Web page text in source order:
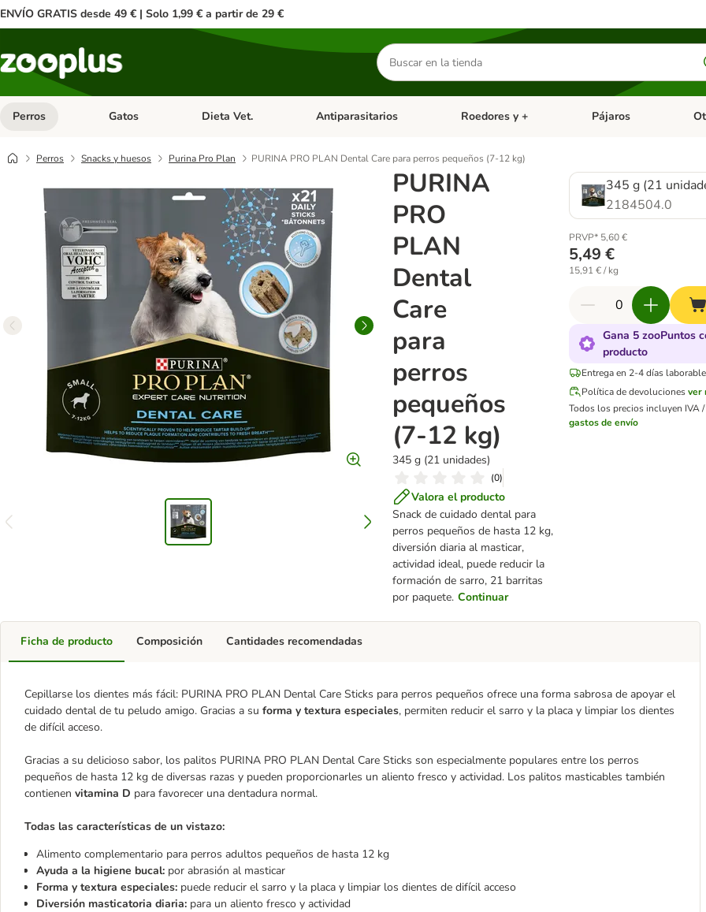
ENVÍO GRATIS desde 49 € | Solo 1,99 € a partir de 29 €
Buscar
productos
Perros Menú de categoria abierto: Perros
Gatos Menú de categoria abierto: Gatos
Dieta Vet. Menú de categoria abierto: Dieta Vet.
Antiparasitarios Menú de categoria abierto: Antiparasitarios
Roedores y + Menú de categoria
Pájaros
Perros Snacks y huesos Purina Pro Plan PURINA PRO PLAN Dental Care para perros pequeños (7-12 kg)
PURINA
PRO
PLAN
Dental
Care
para
perros
pequeños
(7-12 kg)
345 g (21 unidades)
(0)
Valora el producto
Snack de cuidado dental para
perros pequeños de hasta 12 kg,
diversión diaria al masticar,
actividad ideal, puede reducir la
formación de sarro, 21 barritas
por paquete. Continuar
345 g (21
2184504.0
PRVP* 5,60 €
5,49 €
15,91 € / kg
Gana 5 zooPuntos
producto
Entrega en 2-4 días
Política de devolucionesver
Todos los precios incluyen IVA /
gastos de envío
Ficha de producto
Cepillarse los dientes más fácil: PURINA PRO PLAN Dental Care Sticks para perros pequeños ofrece una forma sabrosa de apoyar el
cuidado dental de tu peludo amigo. Gracias a su forma y textura especiales, permiten reducir el sarro y la placa y limpiar los dientes
de difícil acceso.
Gracias a su delicioso sabor, los palitos PURINA PRO PLAN Dental Care Sticks son especialmente populares entre los perros
pequeños de hasta 12 kg de diversas razas y pueden proporcionarles un aliento fresco y actividad. Los palitos masticables también
contienen vitamina D para favorecer una dentadura normal.
Todas las características de un vistazo:
Alimento complementario para perros adultos pequeños de hasta 12 kg
Ayuda a la higiene bucal: por abrasión al masticar
Forma y textura especiales: puede reducir el sarro y la placa y limpiar los dientes de difícil acceso
Diversión masticatoria diaria: para un aliento fresco y actividad
Composición Cantidades recomendadas